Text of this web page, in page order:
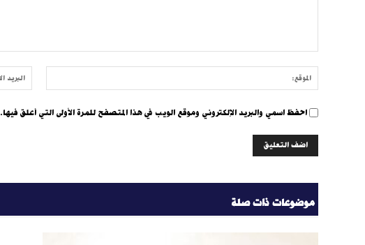
الموقع:
احفظ اسمي والبريد الإلكتروني وموقع الويب في هذا المتصفح للمرة الأولى التي أعلق فيها.
موضوعات ذات صلة